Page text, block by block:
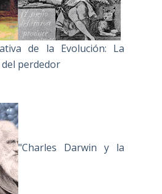
de la Evolución: La
perdedor
"Charles Darwin y la